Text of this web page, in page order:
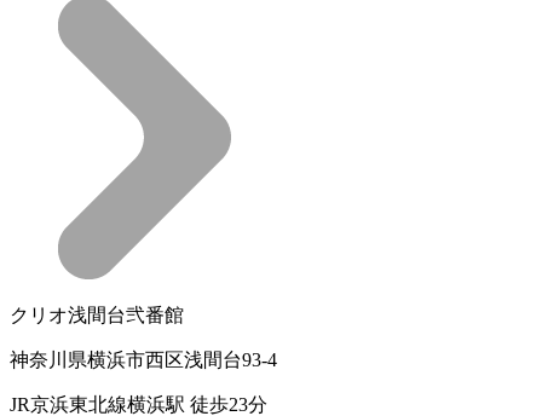
クリオ浅間台弐番館
神奈川県横浜市西区浅間台93-4
JR京浜東北線横浜駅 徒歩23分